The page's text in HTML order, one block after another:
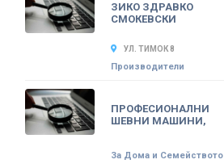
ЗИКО ЗДРАВКО
СМОКЕВСКИ
УЛ. ТИМОК 8
Производители
ПРОФЕСИОНАЛНИ
ШЕВНИ МАШИНИ,
За Дома и Семейството